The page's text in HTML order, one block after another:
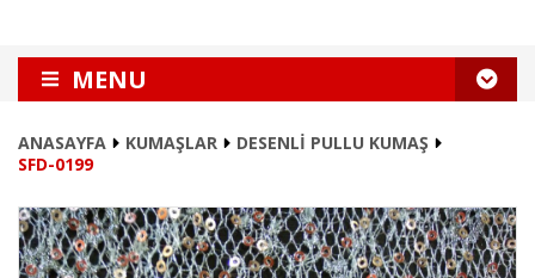
MENU
REFERANSLAR
ANASAYFA KUMAŞLAR
DESENLİ PULLU KUMAŞ
SFD-0199